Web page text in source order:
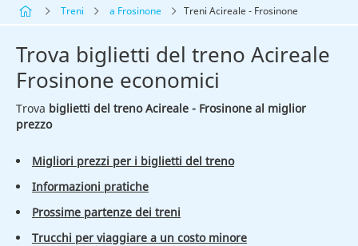
Treni a Frosinone Treni Acireale - Frosinone
Trova biglietti del treno Acireale
Frosinone economici
Trova biglietti del treno Acireale - Frosinone al miglior
prezzo
Migliori prezzi per i biglietti del treno
Informazioni pratiche
Prossime partenze dei treni
Trucchi per viaggiare a un costo minore